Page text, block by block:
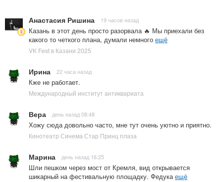
Анастасия Ришина 19 часов назад
Казань в этот день просто разорвала 🔥 Мы приехали без
какого то четкого плана, думали немного ещё
VK Fest в Казани 2025
Ирина 22 часа назад
Кже не работает.
Международный институт антиквариата
Вера день назад 08:48
Хожу сюда довольно часто, мне тут очень уютно и приятно.
Кинотеатр Синема Стар Принц плаза
Марина день назад 16:25
Шли пешком через мост от Кремля, вид открывается
шикарный на фестивальную площадку. Федукаещё